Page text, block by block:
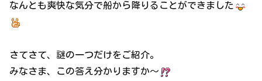
なんとも爽快な気分で船から降りることができました
さてさて、謎の一つだけをご紹介。
みなさま、この答え分かりますか～